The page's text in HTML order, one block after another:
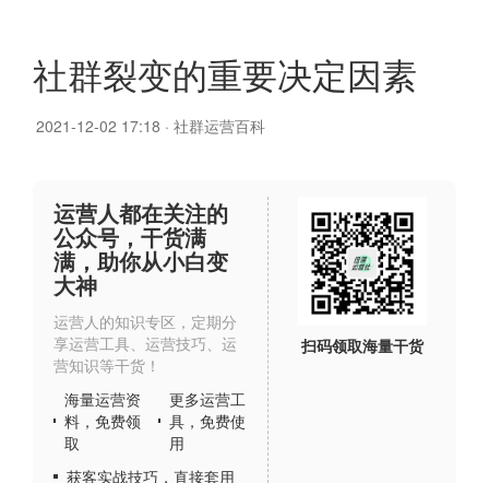
社群裂变的重要决定因素
2021-12-02 17:18 · 社群运营百科
运营人都在关注的
公众号，干货满
满，助你从小白变
大神
运营人的知识专区，定期分
享运营工具、运营技巧、运
营知识等干货！
海量运营资
料，免费领
取
更多运营工
具，免费使
用
获客实战技巧，直接套用
扫码领取海量干货